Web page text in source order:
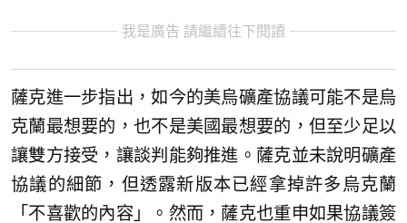
我是廣告 請繼續往下閱讀
薩克進一步指出，如今的美烏礦產協議可能不是烏
克蘭最想要的，也不是美國最想要的，但至少足以
讓雙方接受，讓談判能夠推進。薩克並未說明礦產
協議的細節，但透露新版本已經拿掉許多烏克蘭
「不喜歡的內容」。然而，薩克也重申如果協議簽